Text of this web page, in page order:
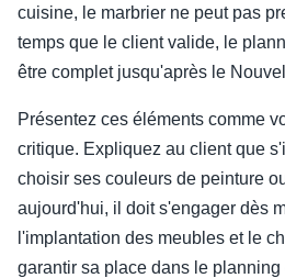
cuisine, le marbrier ne peut pas
temps que le client valide, le
être complet jusqu'après le
Présentez ces éléments comme
critique. Expliquez au client que
choisir ses couleurs de peinture
aujourd'hui, il doit s'engager dès
l'implantation des meubles et le
garantir sa place dans le planning